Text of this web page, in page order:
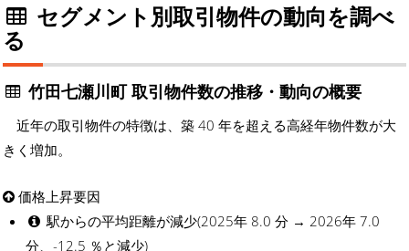
セグメント別取引物件の動向を調べ
る
竹田七瀬川町 取引物件数の推移・動向の概要
近年の取引物件の特徴は、築 40 年を超える高経年物件数が大
きく増加。
価格上昇要因
駅からの平均距離が減少(2025年 8.0 分 → 2026年 7.0
分、-12.5 ％と減少)